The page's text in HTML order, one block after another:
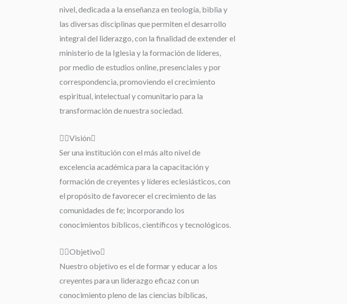
nivel, dedicada a la enseñanza en teología, biblia y
las diversas disciplinas que permiten el desarrollo
integral del liderazgo, con la finalidad de extender el
ministerio de la Iglesia y la formación de líderes,
por medio de estudios online, presenciales y por
correspondencia, promoviendo el crecimiento
espiritual, intelectual y comunitario para la
transformación de nuestra sociedad.
Visión
Ser una institución con el más alto nivel de
excelencia académica para la capacitación y
formación de creyentes y líderes eclesiásticos, con
el propósito de favorecer el crecimiento de las
comunidades de fe; incorporando los
conocimientos bíblicos, científicos y tecnológicos.
Objetivo
Nuestro objetivo es el de formar y educar a los
creyentes para un liderazgo eficaz con un
conocimiento pleno de las ciencias bíblicas,